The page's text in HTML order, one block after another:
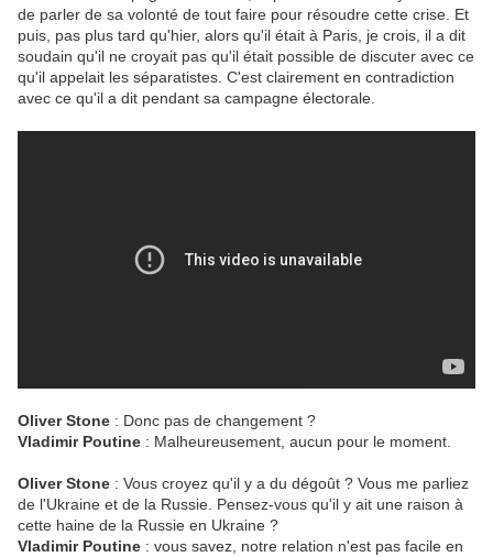
de parler de sa volonté de tout faire pour résoudre cette crise. Et
puis, pas plus tard qu'hier, alors qu'il était à Paris, je crois, il a dit
soudain qu'il ne croyait pas qu'il était possible de discuter avec ce
qu'il appelait les séparatistes. C'est clairement en contradiction
avec ce qu'il a dit pendant sa campagne électorale.
Oliver Stone : Donc pas de changement ?
Vladimir Poutine : Malheureusement, aucun pour le moment.
Oliver Stone : Vous croyez qu'il y a du dégoût ? Vous me parliez
de l'Ukraine et de la Russie. Pensez-vous qu'il y ait une raison à
cette haine de la Russie en Ukraine ?
Vladimir Poutine : vous savez, notre relation n'est pas facile en